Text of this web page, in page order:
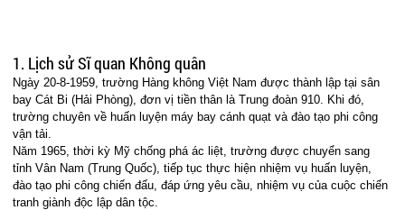
1. Lịch sử Sĩ quan Không quân
Ngày 20-8-1959, trường Hàng không Việt Nam được thành lập tại sân
bay Cát Bi (Hải Phòng), đơn vị tiền thân là Trung đoàn 910. Khi đó,
trường chuyên về huấn luyện máy bay cánh quạt và đào tạo phi công
vận tải.
Năm 1965, thời kỳ Mỹ chống phá ác liệt, trường được chuyển sang
tỉnh Vân Nam (Trung Quốc), tiếp tục thực hiện nhiệm vụ huấn luyện,
đào tạo phi công chiến đấu, đáp ứng yêu cầu, nhiệm vụ của cuộc chiến
tranh giành độc lập dân tộc.